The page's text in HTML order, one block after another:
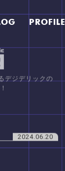
PROFILE
デジデリックの
2024.06.20